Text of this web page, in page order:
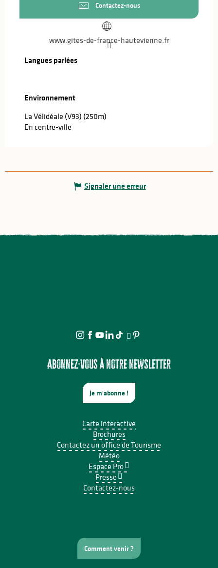
Contactez-nous
www.gites-de-france-hautevienne.fr
Langues parlées
Langues parlées
Environnement
Environnement
La Vélidéale (V93) (250m)
En centre-ville
Signaler une erreur
Abonnez-vous à notre newsletter
Je m'abonne !
Carte interactive
Brochures
Contactez un office de Tourisme
Météo
Espace Pro
Presse
Contactez-nous
Comment venir ?